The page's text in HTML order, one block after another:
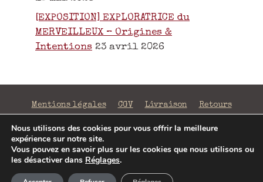
[EXPOSITION] EXPLORATRICE du
MERVEILLEUX – Origines &
Intentions 23 avril 2026
Mentions légales CGV Livraison Retours
Confidentialité
©2026 La Fabrique de Mots Magiques | SIRET 797 938
206 00043 | Conception
Article ajouté au panier
Nous utilisons des cookies pour vous offrir la meilleure
expérience sur notre site.
Vous pouvez en savoir plus sur les cookies que nous utilisons ou
les désactiver dans Réglages.